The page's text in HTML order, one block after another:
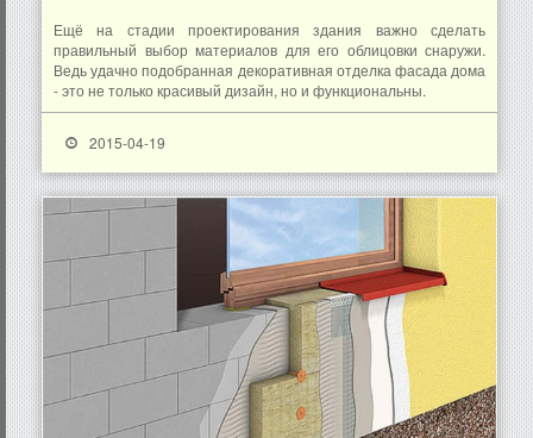
Ещё на стадии проектирования здания важно сделать
правильный выбор материалов для его облицовки снаружи.
Ведь удачно подобранная декоративная отделка фасада дома
- это не только красивый дизайн, но и функциональны.
2015-04-19